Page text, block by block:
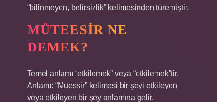
“bilinmeyen, belirsizlik” kelimesinden türemiştir.
MÜTEESIR NE
DEMEK?
Temel anlamı “etkilemek” veya “etkilemek”tir.
Anlamı: “Muessir” kelimesi bir şeyi etkileyen
veya etkileyen bir şey anlamına gelir.